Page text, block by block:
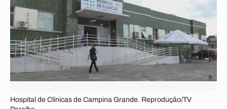
Hospital de Clínicas de Campina Grande. Reprodução/TV